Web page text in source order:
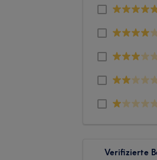
Verifizierte